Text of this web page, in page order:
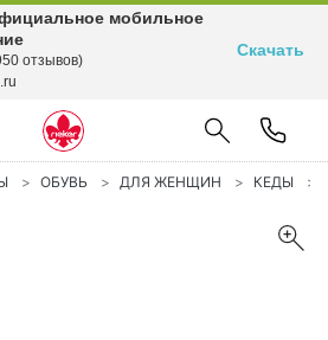
ОБУВЬ ДЛЯ ЖЕНЩИН КЕДЫ
мобильное
отзывов)
Скачать